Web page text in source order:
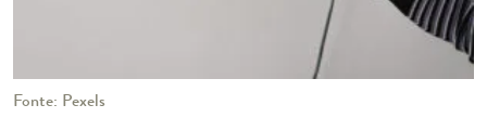
Fonte: Pexels